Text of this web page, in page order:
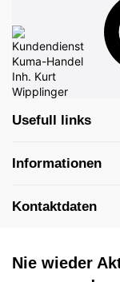
Usefull links
Informationen
Kontaktdaten
Nie wieder